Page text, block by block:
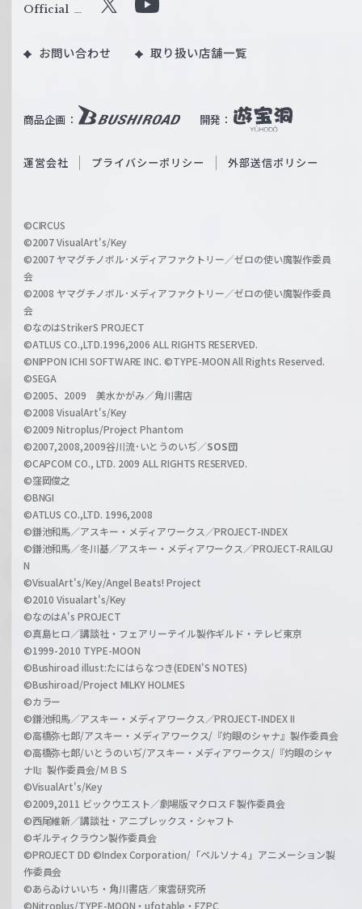
W
ß
c
a
r
z
商品企画： 開発：
Official X
u
b
O
i
l
h
a
n
l
お問い合わせ 取り扱い店舗一覧
運営会社 プライバシーポリシー 外部送信ポリシー
©CIRCUS
©2007 VisualArt's/Key
©2007 ヤマグチノボル･メディアファクトリー／ゼロの使い魔製作委員
会
©2008 ヤマグチノボル･メディアファクトリー／ゼロの使い魔製作委員
会
©なのはStrikerS PROJECT
©ATLUS CO.,LTD.1996,2006 ALL RIGHTS RESERVED.
©NIPPON ICHI SOFTWARE INC. ©TYPE-MOON All Rights Reserved.
©SEGA
©2005、2009 美水かがみ／角川書店
©2008 VisualArt's/Key
©2009 Nitroplus/Project Phantom
©2007,2008,2009谷川流･いとうのいぢ／SOS団
©CAPCOM CO., LTD. 2009 ALL RIGHTS RESERVED.
©窪岡俊之
©BNGI
©ATLUS CO.,LTD. 1996,2008
©鎌池和馬／アスキー・メディアワークス／PROJECT-INDEX
©鎌池和馬／冬川基／アスキー・メディアワークス／PROJECT-RAILGU
N
©VisualArt's/Key/Angel Beats! Project
©2010 Visualart's/Key
©なのはA's PROJECT
©真島ヒロ／講談社・フェアリーテイル製作ギルド・テレビ東京
©1999-2010 TYPE-MOON
©Bushiroad illust:たにはらなつき(EDEN'S NOTES)
©Bushiroad/Project MILKY HOLMES
©カラー
©鎌池和馬／アスキー・メディアワークス／PROJECT-INDEX II
©高橋弥七郎/アスキー・メディアワークス/『灼眼のシャナ』製作委員会
©高橋弥七郎/いとうのいぢ/アスキー・メディアワークス/『灼眼のシャ
ナII』製作委員会/ＭＢＳ
©VisualArt's/Key
©2009,2011 ビックウエスト／劇場版マクロスＦ製作委員会
©西尾維新／講談社・アニプレックス・シャフト
©ギルティクラウン製作委員会
©PROJECT DD ©Index Corporation/「ペルソナ４」アニメーション製
作委員会
©あらゐけいいち・角川書店／東雲研究所
©Nitroplus/TYPE-MOON・ufotable・FZPC